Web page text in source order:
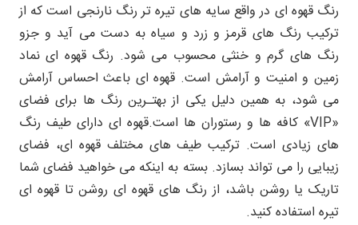
رنگ قهوه ای در واقع سایه های تیره تر رنگ نارنجی است که از
ترکیب رنگ های قرمز و زرد و سیاه به دست می آید و جزو
رنگ های گرم و خنثی محسوب می شود. رنگ قهوه ای نماد
زمین و امنیت و آرامش است. قهوه ای باعث احساس آرامش
می شود، به همین دلیل یکی از بهتـرین رنگ ها برای فضای
«VIP» کافه ها و رستوران ها است.قهوه ای دارای طیف رنگ
های زیادی است. ترکیب طیف های مختلف قهوه ای، فضای
زیبایی را می تواند بسازد. بسته به اینکه می خواهید فضای شما
تاریک یا روشن باشد، از رنگ های قهوه ای روشن تا قهوه ای
تیره استفاده کنید.